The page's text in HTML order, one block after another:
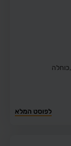
כוחלה
לפוסט המלא